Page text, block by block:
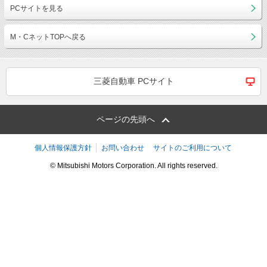
PCサイトを見る
M・CネットTOPへ戻る
三菱自動車 PCサイト
ページの先頭へ
個人情報保護方針 お問い合わせ サイトのご利用について
© Mitsubishi Motors Corporation. All rights reserved.